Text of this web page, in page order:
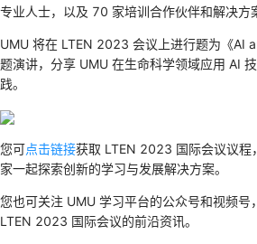
专业人士，以及 70 家培训合作伙伴和解决方
UMU 将在 LTEN 2023 会议上进行题为《AI
题演讲，分享 UMU 在生命科学领域应用 AI
践。
您可​​点击链接获取 LTEN 2023 国际会议议程
家一起探索创新的学习与发展解决方案。
您也可关注 UMU 学习平台的公众号和视频号
LTEN 2023 国际会议的前沿资讯。